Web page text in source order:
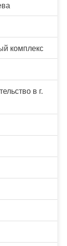
комплекс
в г.